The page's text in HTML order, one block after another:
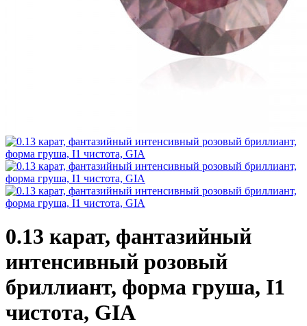
0.13 карат, фантазийный
интенсивный розовый
бриллиант, форма груша, I1
чистота, GIA